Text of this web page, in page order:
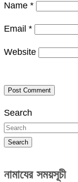
Name *
Email *
Website
Search
Search
নামাযের সময়সূচী